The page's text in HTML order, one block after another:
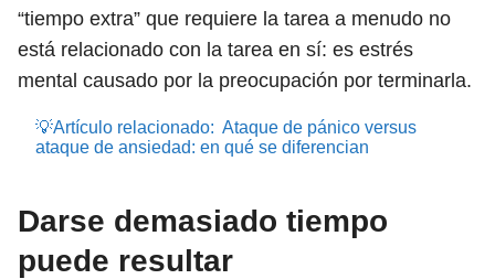
“tiempo extra” que requiere la tarea a menudo no
está relacionado con la tarea en sí: es estrés
mental causado por la preocupación por terminarla.
💡Artículo relacionado: Ataque de pánico versus
ataque de ansiedad: en qué se diferencian
Darse demasiado tiempo
puede resultar